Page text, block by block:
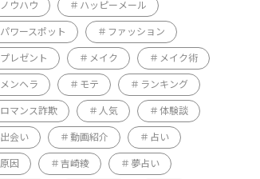
ノウハウ ハッピーメール
パワースポット ファッション
プレゼント メイク メイク術
メンヘラ モテ ランキング
ロマンス詐欺 人気 体験談
出会い 動画紹介 占い
原因 吉崎綾 夢占い